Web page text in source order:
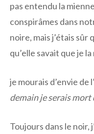
pas entendu la
conspirâmes dans
noire, mais j’étais
qu’elle savait que je
je mourais d’envie de
demain je serais mort
Toujours dans le noir,